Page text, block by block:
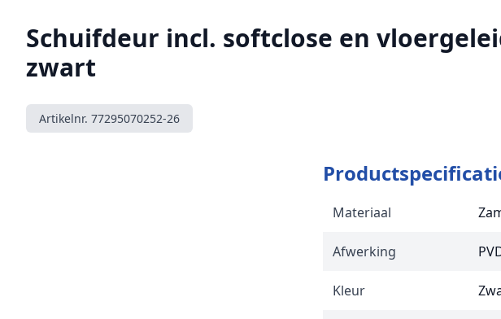
Schuifdeur incl. softclose en
zwart
Artikelnr. 77295070252-26
Materiaal
Afwerking
Kleur